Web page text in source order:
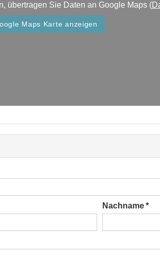
übertragen Sie Daten an Google Maps (
Maps Karte anzeigen
Nachname *